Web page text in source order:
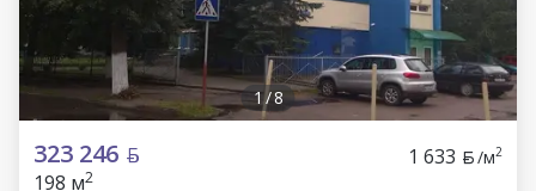
1/8
323 246 1 633 /м2
198 м2